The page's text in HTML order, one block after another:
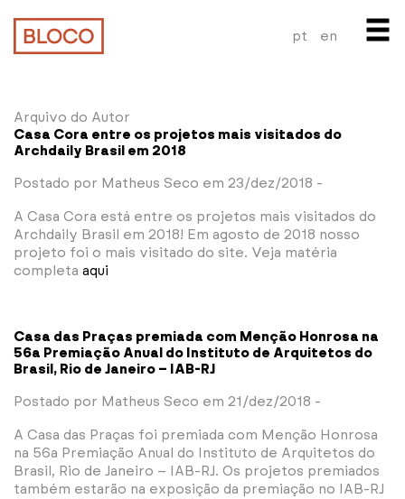
pt en
Arquivo do Autor
Casa Cora entre os projetos mais visitados do
Archdaily Brasil em 2018
Postado por Matheus Seco em 23/dez/2018 -
A Casa Cora está entre os projetos mais visitados do
Archdaily Brasil em 2018! Em agosto de 2018 nosso
projeto foi o mais visitado do site. Veja matéria
completa aqui
Casa das Praças premiada com Menção Honrosa na
56a Premiação Anual do Instituto de Arquitetos do
Brasil, Rio de Janeiro – IAB-RJ
Postado por Matheus Seco em 21/dez/2018 -
A Casa das Praças foi premiada com Menção Honrosa
na 56a Premiação Anual do Instituto de Arquitetos do
Brasil, Rio de Janeiro – IAB-RJ. Os projetos premiados
também estarão na exposição da premiação no IAB-RJ